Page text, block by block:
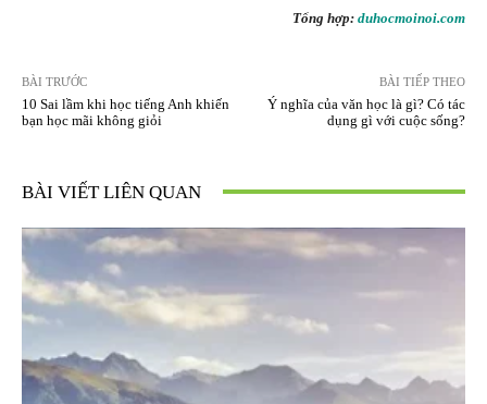
Tổng hợp: duhocmoinoi.com
BÀI TRƯỚC
10 Sai lầm khi học tiếng Anh khiến
bạn học mãi không giỏi
BÀI TIẾP THEO
Ý nghĩa của văn học là gì? Có tác
dụng gì với cuộc sống?
BÀI VIẾT LIÊN QUAN